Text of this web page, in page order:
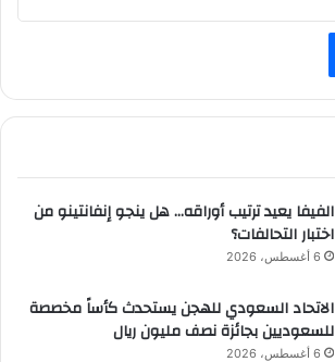
الفيفا يعيد ترتيب أوراقه… هل ينجو إنفانتينو من
اختبار التحالفات؟
6 أغسطس، 2026
الاتحاد السعودي للهجن يستحدث كأساً مخصصة
للسعوديين بجائزة نصف مليون ريال
6 أغسطس، 2026